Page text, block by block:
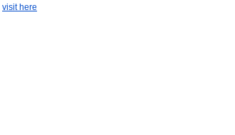
visit here